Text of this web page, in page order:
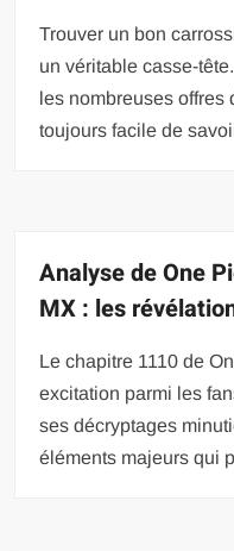
Trouver un bon
un véritable casse-
les nombreuses offres
toujours facile de
Analyse de One
MX : les
Le chapitre 1110 de
excitation parmi les
ses décryptages
éléments majeurs qui